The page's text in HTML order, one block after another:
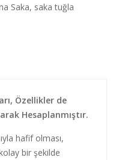
Saka, saka tuğla
Özellikler de
Hesaplanmıştır.
hafif olması,
bir şekilde